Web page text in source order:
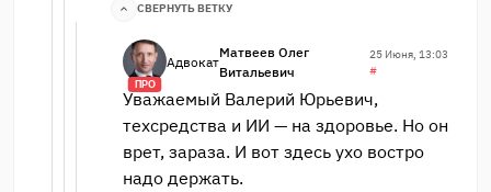
СВЕРНУТЬ ВЕТКУ
ПРО
Адвокат
Матвеев Олег
Витальевич
25 Июня, 13:03
#
Уважаемый Валерий Юрьевич,
техсредства и ИИ — на здоровье. Но он
врет, зараза. И вот здесь ухо востро
надо держать.